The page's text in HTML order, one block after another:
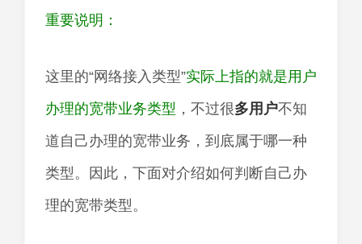
重要说明：
这里的“网络接入类型”实际上指的就是用户
办理的宽带业务类型 ，不过很多用户不知
道自己办理的宽带业务，到底属于哪一种
类型。因此，下面对介绍如何判断自己办
理的宽带类型。